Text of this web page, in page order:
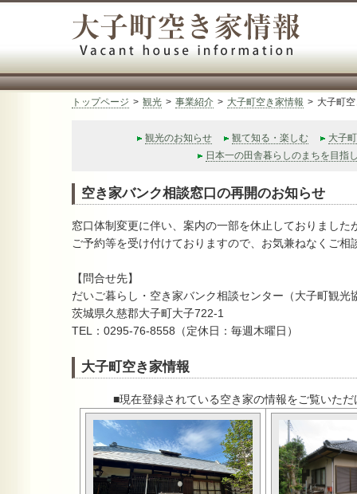
トップページ > 観光 > 事業紹介 > 大子町空き家情報 > 大子町
観光のお知らせ 観て知る・楽しむ
大子
日本一の田舎暮らしのまちを目指
空き家バンク相談窓口の再開のお知らせ
窓口体制変更に伴い、案内の一部を休止しておりました
ご予約等を受け付けておりますので、お気兼ねなくご相
【問合せ先】
だいご暮らし・空き家バンク相談センター（大子町観光
茨城県久慈郡大子町大子722-1
TEL：0295‐76‐8558（定休日：毎週木曜日）
大子町空き家情報
■現在登録されている空き家の情報をご覧いただ